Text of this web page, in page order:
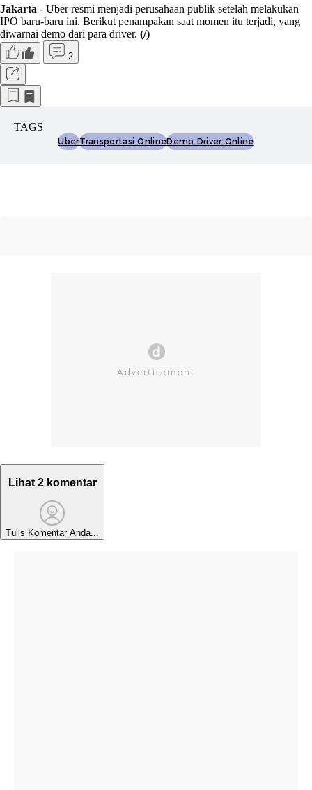
Jakarta - Uber resmi menjadi perusahaan publik setelah melakukan
IPO baru-baru ini. Berikut penampakan saat momen itu terjadi, yang
diwarnai demo dari para driver. (/)
2
TAGS
UberTransportasi OnlineDemo Driver Online
Lihat 2 komentar
Tulis Komentar Anda...